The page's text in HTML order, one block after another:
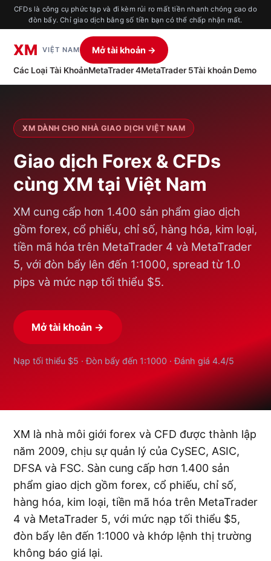
CFDs là công cụ phức tạp và đi kèm rủi ro mất tiền nhanh chóng cao do
đòn bẩy. Chỉ giao dịch bằng số tiền bạn có thể chấp nhận mất.
XM VIỆT NAM
Các Loại Tài KhoảnMetaTrader 4MetaTrader 5Tài khoản Demo
Mở tài khoản →
XM DÀNH CHO NHÀ GIAO DỊCH VIỆT NAM
Giao dịch Forex & CFDs
cùng XM tại Việt Nam
XM cung cấp hơn 1.400 sản phẩm giao dịch
gồm forex, cổ phiếu, chỉ số, hàng hóa, kim loại,
tiền mã hóa trên MetaTrader 4 và MetaTrader
5, với đòn bẩy lên đến 1:1000, spread từ 1.0
pips và mức nạp tối thiểu $5.
Mở tài khoản →
Nạp tối thiểu $5 · Đòn bẩy đến 1:1000 · Đánh giá 4.4/5
XM là nhà môi giới forex và CFD được thành lập
năm 2009, chịu sự quản lý của CySEC, ASIC,
DFSA và FSC. Sàn cung cấp hơn 1.400 sản
phẩm giao dịch gồm forex, cổ phiếu, chỉ số,
hàng hóa, kim loại, tiền mã hóa trên MetaTrader
4 và MetaTrader 5, với mức nạp tối thiểu $5,
đòn bẩy lên đến 1:1000 và khớp lệnh thị trường
không báo giá lại.